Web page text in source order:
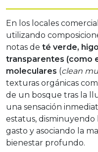
En los locales
utilizando
notas de té verde,
transparentes (como
moleculares (clean
texturas orgánicas
de un bosque tras la
una sensación
estatus, disminuyendo
gasto y asociando la
bienestar profundo.